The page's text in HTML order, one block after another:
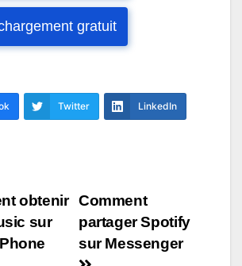
gratuit
Twitter LinkedIn
Comment
partager Spotify
sur Messenger
obtenir
sur